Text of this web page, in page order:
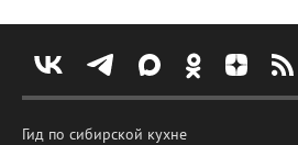
Гид по сибирской кухне